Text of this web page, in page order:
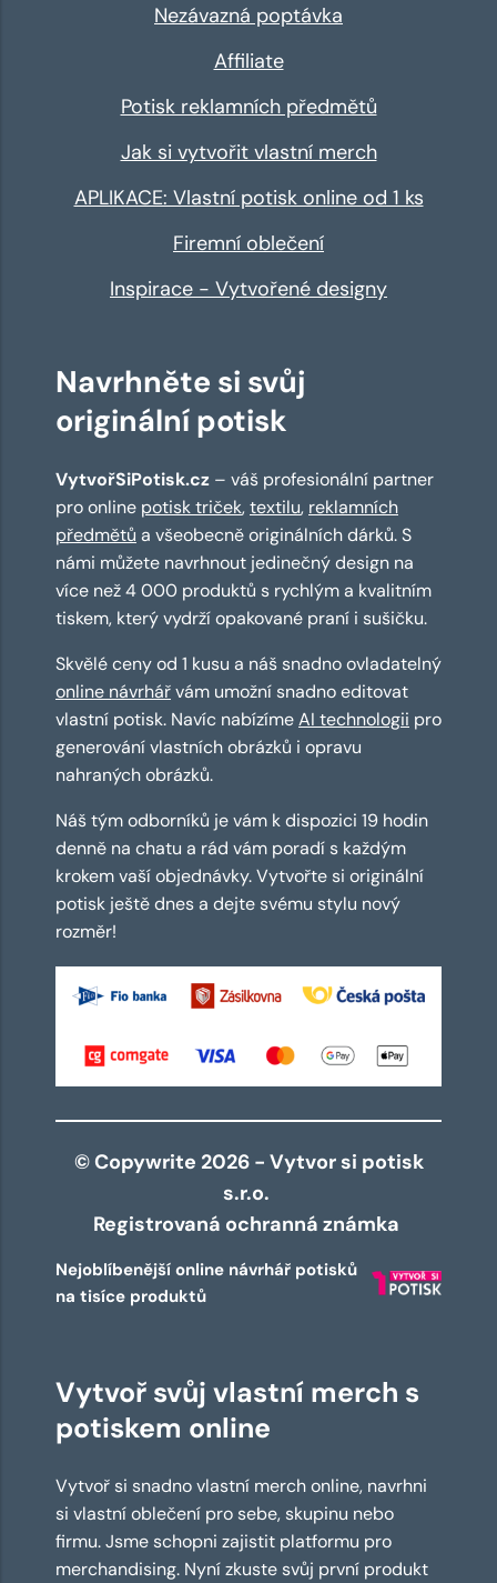
Nezávazná poptávka
Affiliate
Potisk reklamních předmětů
Jak si vytvořit vlastní merch
APLIKACE: Vlastní potisk online od 1 ks
Firemní oblečení
Inspirace - Vytvořené designy
Navrhněte si svůj
originální potisk
VytvořSiPotisk.cz – váš profesionální partner
pro online potisk triček,textilu, reklamních
předmětů a všeobecně originálních dárků. S
námi můžete navrhnout jedinečný design na
více než 4 000 produktů s rychlým a kvalitním
tiskem, který vydrží opakované praní i sušičku.
Skvělé ceny od 1 kusu a náš snadno ovladatelný
online návrhářvám umožní snadno editovat
vlastní potisk. Navíc nabízímeAI technologii pro
generování vlastních obrázků i opravu
nahraných obrázků.
Náš tým odborníků je vám k dispozici 19 hodin
denně na chatu a rád vám poradí s každým
krokem vaší objednávky. Vytvořte si originální
potisk ještě dnes a dejte svému stylu nový
rozměr!
© Copywrite 2026 - Vytvor si potisk
s.r.o.
Registrovaná ochranná známka
Nejoblíbenější online návrhář potisků
na tisíce produktů
Vytvoř svůj vlastní merch s
potiskem online
Vytvoř si snadno vlastní merch online, navrhni
si vlastní oblečení pro sebe, skupinu nebo
firmu. Jsme schopni zajistit platformu pro
merchandising. Nyní zkuste svůj první produkt